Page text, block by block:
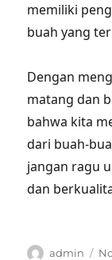
memiliki
buah yang
Dengan
matang dan
bahwa kita
dari buah-
jangan ragu
dan
Author
admin